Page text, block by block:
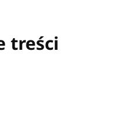
treści